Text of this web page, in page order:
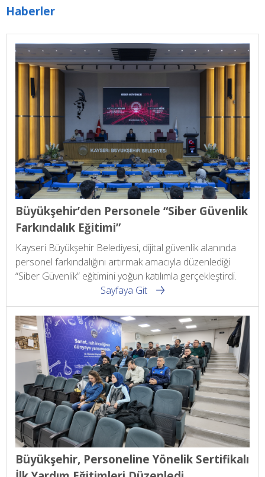
Haberler
Büyükşehir’den Personele “Siber Güvenlik
Farkındalık Eğitimi”
Kayseri Büyükşehir Belediyesi, dijital güvenlik alanında
personel farkındalığını artırmak amacıyla düzenlediği
“Siber Güvenlik” eğitimini yoğun katılımla gerçekleştirdi.
Sayfaya Git
Büyükşehir, Personeline Yönelik Sertifikalı